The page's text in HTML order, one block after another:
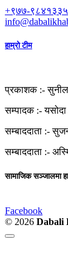
+९७७-
हाम्रो टीम
प्रकाशक :-
सम्पादक :-यसोदा
सम्बाददाता :-
सम्बाददाता :-
सामाजिक सञ्जालमा
Facebook
© 2026 Dabali